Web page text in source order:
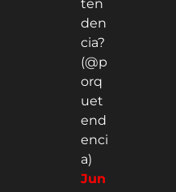
ten
den
cia?
(@p
orq
uet
end
enci
a)
Jun